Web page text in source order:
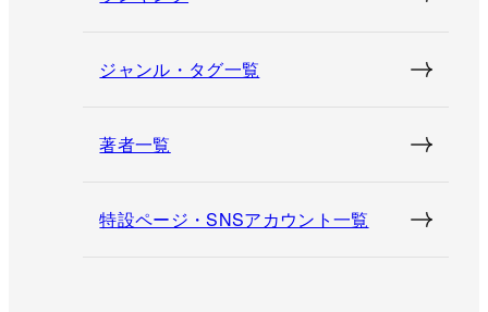
ジャンル・タグ一覧
著者一覧
特設ページ・SNSアカウント一覧